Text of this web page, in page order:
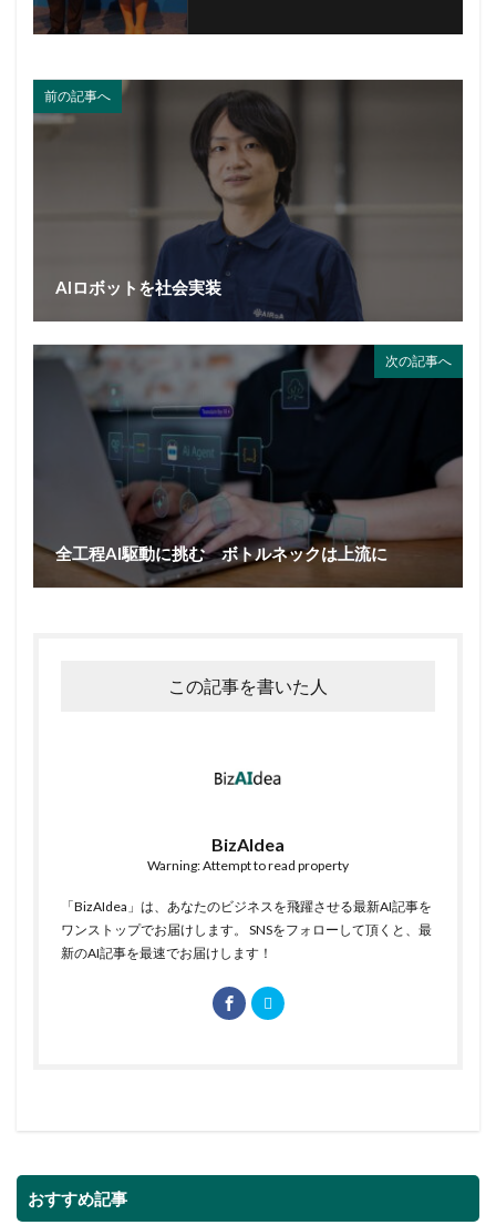
前の記事へ
AIロボットを社会実装
次の記事へ
全工程AI駆動に挑む ボトルネックは上流に
この記事を書いた人
BizAIdea
Warning: Attempt to read property
「BizAIdea」は、あなたのビジネスを飛躍させる最新AI記事を
ワンストップでお届けします。 SNSをフォローして頂くと、最
新のAI記事を最速でお届けします！
おすすめ記事